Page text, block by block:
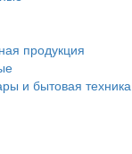
продукция
и бытовая техника